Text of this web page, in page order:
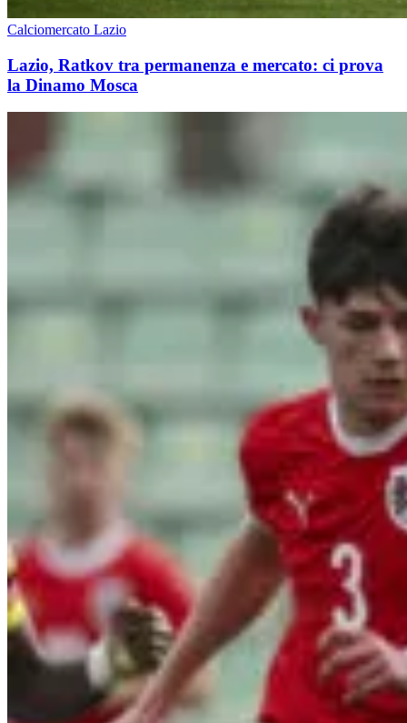
Calciomercato Lazio
Lazio, Ratkov tra permanenza e mercato: ci prova
la Dinamo Mosca